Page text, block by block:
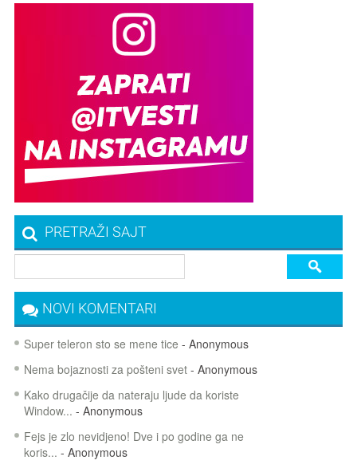
PRETRAŽI SAJT
NOVI KOMENTARI
Super teleron sto se mene tice - Anonymous
Nema bojaznosti za pošteni svet- Anonymous
Kako drugačije da nateraju ljude da koriste
Window... - Anonymous
Fejs je zlo nevidjeno! Dve i po godine ga ne
koris... - Anonymous